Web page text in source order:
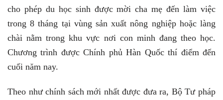
cho phép du học sinh được mời cha mẹ đến làm việc
trong 8 tháng tại vùng sản xuất nông nghiệp hoặc làng
chài nằm trong khu vực nơi con minh đang theo học.
Chương trình được Chính phủ Hàn Quốc thí điểm đến
cuối năm nay.
Theo như chính sách mới nhất được đưa ra, Bộ Tư pháp